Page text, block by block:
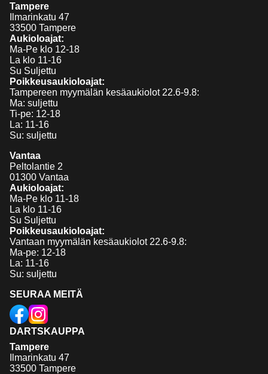
DARTSKAUPPA
Tampere
Ilmarinkatu 47
33500 Tampere
SEURAA MEITÄ
Tampere
Ilmarinkatu 47
33500 Tampere
Aukioloajat:
Ma-Pe klo 12-18
La klo 11-16
Su Suljettu
Poikkeusaukioloajat:
Tampereen myymälän kesäaukiolot 22.6-9.8:
Ma: suljettu
Ti-pe: 12-18
La: 11-16
Su: suljettu
Vantaa
Peltolantie 2
01300 Vantaa
Aukioloajat:
Ma-Pe klo 11-18
La klo 11-16
Su Suljettu
Poikkeusaukioloajat:
Vantaan myymälän kesäaukiolot 22.6-9.8:
Ma-pe: 12-18
La: 11-16
Su: suljettu